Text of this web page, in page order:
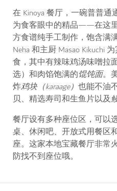
在 Kinoya 餐厅，一碗普普
为食客眼中的精品——在这
方食谱纯手工制作，饱含满
Neha 和主厨 Masao Kikuchi
食，其中有辣味鸡汤味噌拉
选）和肉馅饱满的馄饨面。
炸鸡块（karaage） 也能不油
贝、精选寿司和生鱼片以及
餐厅设有多种座位区，可以
桌、休闲吧、开放式用餐区
座。这家本地宝藏餐厅非常
防找不到座位哦。